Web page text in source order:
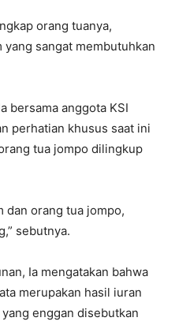
orang tuanya,
sangat membutuhkan
bersama anggota KSI
perhatian khusus saat ini
tua jompo dilingkup
dan orang tua jompo,
sebutnya.
Ia mengatakan bahwa
merupakan hasil iuran
enggan disebutkan